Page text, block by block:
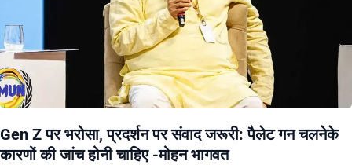
Gen Z पर भरोसा, प्रदर्शन पर संवाद जरूरी: पैलेट गन चलनेके
कारणों की जांच होनी चाहिए -मोहन भागवत